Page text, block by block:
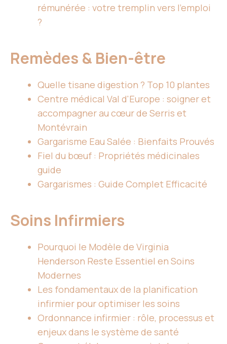
rémunérée : votre tremplin vers l'emploi
?
Remèdes & Bien-être
Quelle tisane digestion ? Top 10 plantes
Centre médical Val d'Europe : soigner et
accompagner au cœur de Serris et
Montévrain
Gargarisme Eau Salée : Bienfaits Prouvés
Fiel du bœuf : Propriétés médicinales
guide
Gargarismes : Guide Complet Efficacité
Soins Infirmiers
Pourquoi le Modèle de Virginia
Henderson Reste Essentiel en Soins
Modernes
Les fondamentaux de la planification
infirmier pour optimiser les soins
Ordonnance infirmier : rôle, processus et
enjeux dans le système de santé